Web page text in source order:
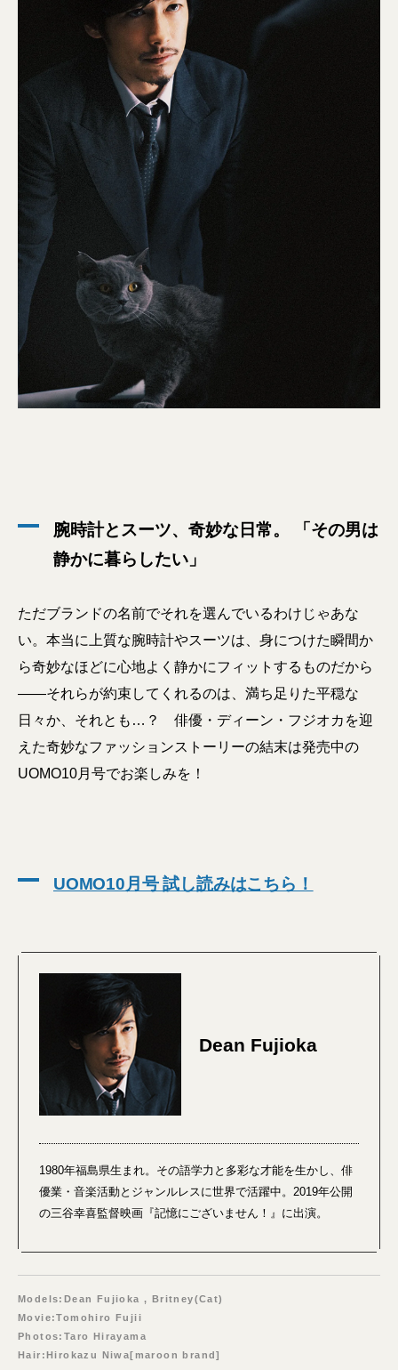
腕時計とスーツ、奇妙な日常。 「その男は
静かに暮らしたい」
ただブランドの名前でそれを選んでいるわけじゃあな
い。本当に上質な腕時計やスーツは、身につけた瞬間か
ら奇妙なほどに心地よく静かにフィットするものだから
――それらが約束してくれるのは、満ち足りた平穏な
日々か、それとも…？ 俳優・ディーン・フジオカを迎
えた奇妙なファッションストーリーの結末は発売中の
UOMO10月号でお楽しみを！
UOMO10月号 試し読みはこちら！
Dean Fujioka
1980年福島県生まれ。その語学力と多彩な才能を生かし、俳
優業・音楽活動とジャンルレスに世界で活躍中。2019年公開
の三谷幸喜監督映画『記憶にございません！』に出演。
Models:Dean Fujioka , Britney(Cat)
Movie:Tomohiro Fujii
Photos:Taro Hirayama
Hair:Hirokazu Niwa[maroon brand]